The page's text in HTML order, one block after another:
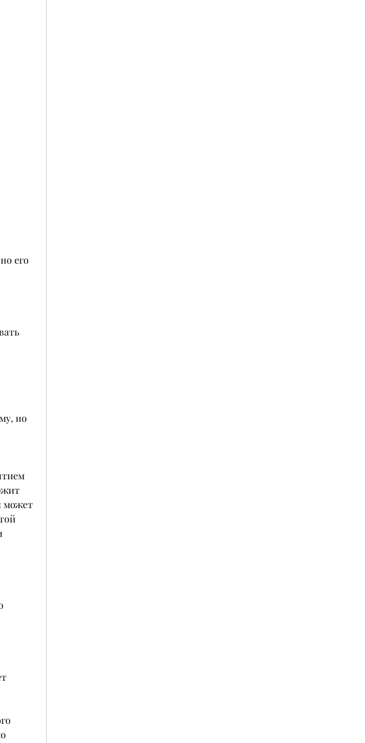
его
но
может